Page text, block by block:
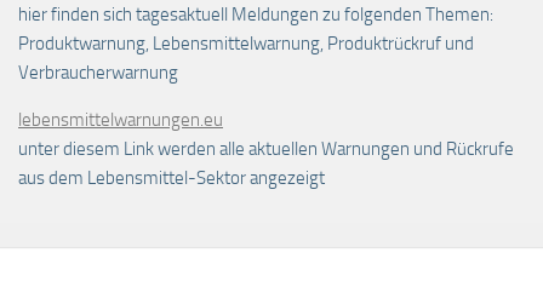
hier finden sich tagesaktuell Meldungen zu folgenden Themen:
Produktwarnung, Lebensmittelwarnung, Produktrückruf und
Verbraucherwarnung
lebensmittelwarnungen.eu
unter diesem Link werden alle aktuellen Warnungen und Rückrufe
aus dem Lebensmittel-Sektor angezeigt